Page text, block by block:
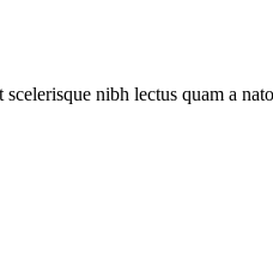
nibh lectus quam a